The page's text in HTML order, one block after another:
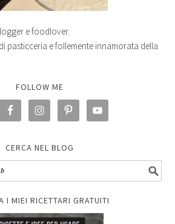
e foodlover.
pasticceria e follemente innamorata della
FOLLOW ME
CERCA NEL BLOG
I MIEI RICETTARI GRATUITI